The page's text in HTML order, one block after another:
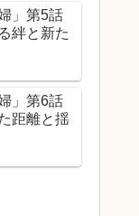
」第5話
絆と新た
」第6話
距離と揺